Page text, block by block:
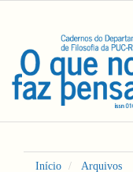
Conteúdo
principal
Barra
Lateral
Início
Arquivos